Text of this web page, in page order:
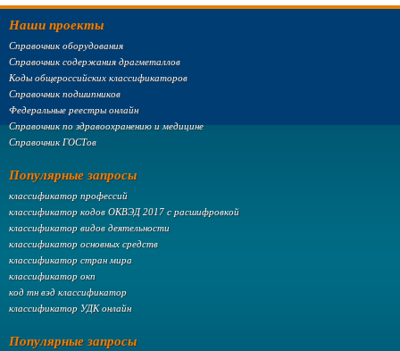
Наши проекты
Справочник оборудования
Справочник содержания драгметаллов
Коды общероссийских классификаторов
Справочник подшипников
Федеральные реестры онлайн
Справочник по здравоохранению и медицине
Справочник ГОСТов
Популярные запросы
классификатор профессий
классификатор кодов ОКВЭД 2017 с расшифровкой
классификатор видов деятельности
классификатор основных средств
классификатор стран мира
классификатор окп
код тн вэд классификатор
классификатор УДК онлайн
Популярные запросы